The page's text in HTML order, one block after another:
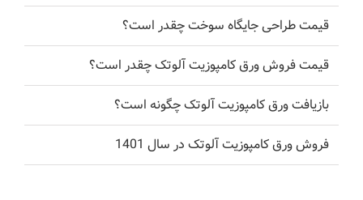
قیمت طراحی جایگاه سوخت چقدر است؟
قیمت فروش ورق کامپوزیت آلوتک چقدر است؟
بازیافت ورق کامپوزیت آلوتک چگونه است؟
فروش ورق کامپوزیت آلوتک در سال 1401